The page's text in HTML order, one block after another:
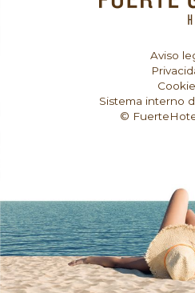
Aviso
Sistema interno
©